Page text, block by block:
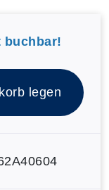
buchbar!
legen